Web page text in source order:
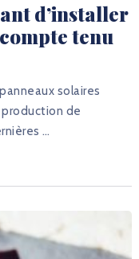
d’installer
tenu
solaires
de
…